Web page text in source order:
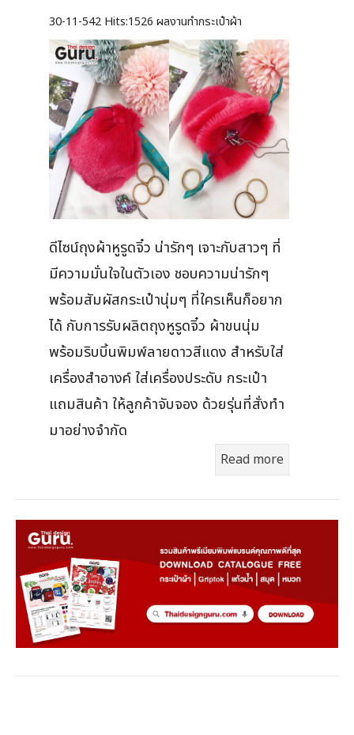
30-11-542 Hits:1526 ผลงานทำกระเป๋าผ้า
ดีไซน์ถุงผ้าหูรูดจิ๋ว น่ารักๆ เจาะกับสาวๆ ที่
มีความมั่นใจในตัวเอง ชอบความน่ารักๆ
พร้อมสัมผัสกระเป๋านุ่มๆ ที่ใครเห็นก็อยาก
ได้ กับการรับผลิตถุงหูรูดจิ๋ว ผ้าขนนุ่ม
พร้อมริบบิ้นพิมพ์ลายดาวสีแดง สำหรับใส่
เครื่องสำอางค์ ใส่เครื่องประดับ กระเป๋า
แถมสินค้า ให้ลูกค้าจับจอง ด้วยรุ่นที่สั่งทำ
มาอย่างจำกัด
Read more